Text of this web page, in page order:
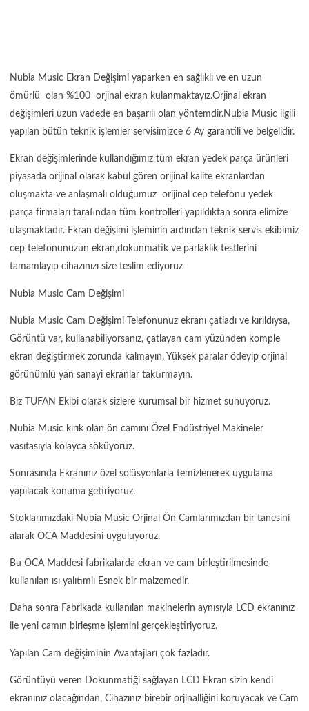
Nubia Music Ekran Değişimi yaparken en sağlıklı ve en uzun
ömürlü olan %100 orjinal ekran kulanmaktayız.Orjinal ekran
değişimleri uzun vadede en başarılı olan yöntemdir.Nubia Music ilgili
yapılan bütün teknik işlemler servisimizce 6 Ay garantili ve belgelidir.
Ekran değişimlerinde kullandığımız tüm ekran yedek parça ürünleri
piyasada orijinal olarak kabul gören orijinal kalite ekranlardan
oluşmakta ve anlaşmalı olduğumuz orijinal cep telefonu yedek
parça firmaları tarafından tüm kontrolleri yapıldıktan sonra elimize
ulaşmaktadır. Ekran değişimi işleminin ardından teknik servis ekibimiz
cep telefonunuzun ekran,dokunmatik ve parlaklık testlerini
tamamlayıp cihazınızı size teslim ediyoruz
Nubia Music Cam Değişimi
Nubia Music Cam Değişimi Telefonunuz ekranı çatladı ve kırıldıysa,
Görüntü var, kullanabiliyorsanız, çatlayan cam yüzünden komple
ekran değiştirmek zorunda kalmayın. Yüksek paralar ödeyip orjinal
görünümlü yan sanayi ekranlar taktırmayın.
Biz TUFAN Ekibi olarak sizlere kurumsal bir hizmet sunuyoruz.
Nubia Music kırık olan ön camını Özel Endüstriyel Makineler
vasıtasıyla kolayca söküyoruz.
Sonrasında Ekranınız özel solüsyonlarla temizlenerek uygulama
yapılacak konuma getiriyoruz.
Stoklarımızdaki Nubia Music Orjinal Ön Camlarımızdan bir tanesini
alarak OCA Maddesini uyguluyoruz.
Bu OCA Maddesi fabrikalarda ekran ve cam birleştirilmesinde
kullanılan ısı yalıtımlı Esnek bir malzemedir.
Daha sonra Fabrikada kullanılan makinelerin aynısıyla LCD ekranınız
ile yeni camın birleşme işlemini gerçekleştiriyoruz.
Yapılan Cam değişiminin Avantajları çok fazladır.
Görüntüyü veren Dokunmatiği sağlayan LCD Ekran sizin kendi
ekranınız olacağından, Cihazınız birebir orjinalliğini koruyacak ve Cam